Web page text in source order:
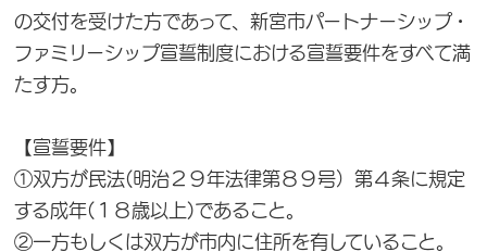
の交付を受けた方であって、新宮市パートナーシップ・
ファミリーシップ宣誓制度における宣誓要件をすべて満
たす方。
【宣誓要件】
①双方が民法(明治２９年法律第８９号）第４条に規定
する成年(１８歳以上)であること。
②一方もしくは双方が市内に住所を有していること。